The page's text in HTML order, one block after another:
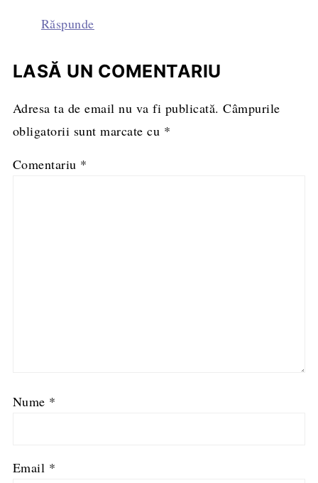
Răspunde
LASĂ UN COMENTARIU
Adresa ta de email nu va fi publicată. Câmpurile
obligatorii sunt marcate cu *
Comentariu *
Nume *
Email *